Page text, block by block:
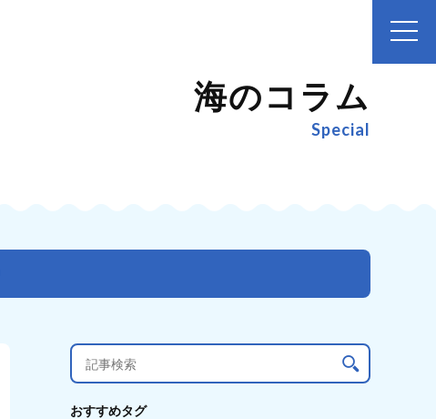
海のコラム
Special
おすすめタグ